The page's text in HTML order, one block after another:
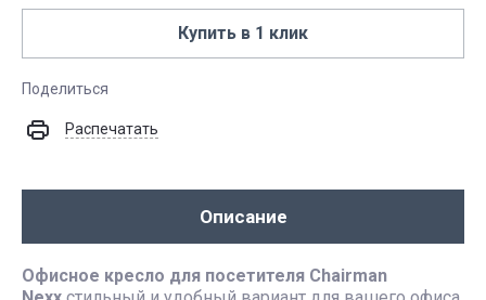
Купить в 1 клик
Поделиться
Распечатать
Описание
Офисное кресло для посетителя Chairman